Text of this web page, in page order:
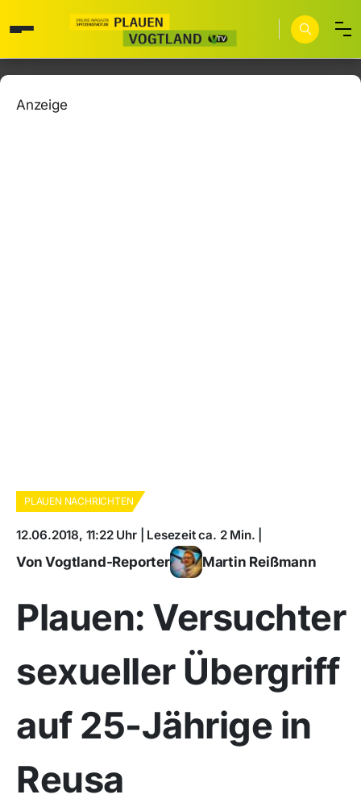
Anzeige
PLAUEN NACHRICHTEN
12.06.2018, 11:22 Uhr | Lesezeit ca. 2 Min. |
Von Vogtland-Reporter Martin Reißmann
Plauen: Versuchter
sexueller Übergriff
auf 25-Jährige in
Reusa